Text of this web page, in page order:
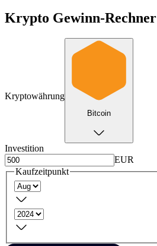
Krypto Gewinn-Rechner
Kryptowährung
Bitcoin
Investition
EUR
Kaufzeitpunkt